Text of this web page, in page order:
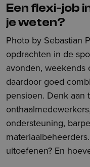
Een flexi-job
je weten?
Photo by Sebastian
opdrachten in de
avonden, weekends
daardoor goed
pensioen. Denk aan
ondersteuning,
uitoefenen? En